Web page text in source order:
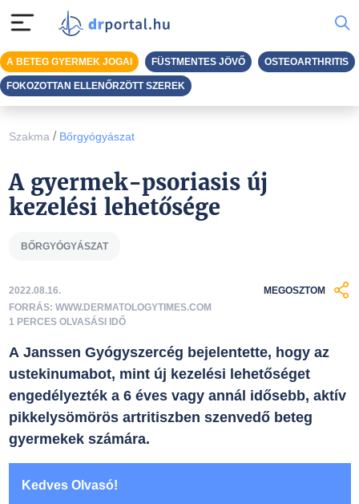
Szakma / Bőrgyógyászat
A gyermek-psoriasis új
kezelési lehetősége
BŐRGYÓGYÁSZAT
2022.08.16.
FORRÁS: WWW.DERMATOLOGYTIMES.COM
1 PERCES OLVASÁSI IDŐ
MEGOSZTOM
A Janssen Gyógyszercég bejelentette, hogy az
ustekinumabot, mint új kezelési lehetőséget
engedélyezték a 6 éves vagy annál idősebb, aktív
pikkelysömörös artritiszben szenvedő beteg
gyermekek számára.
Kedves Olvasó!
A BETEG GYERMEK JOGAI FÜSTMENTES JÖVŐ OSTEOARTHRITIS
FOKOZOTTAN ELLENŐRZÖTT SZEREK